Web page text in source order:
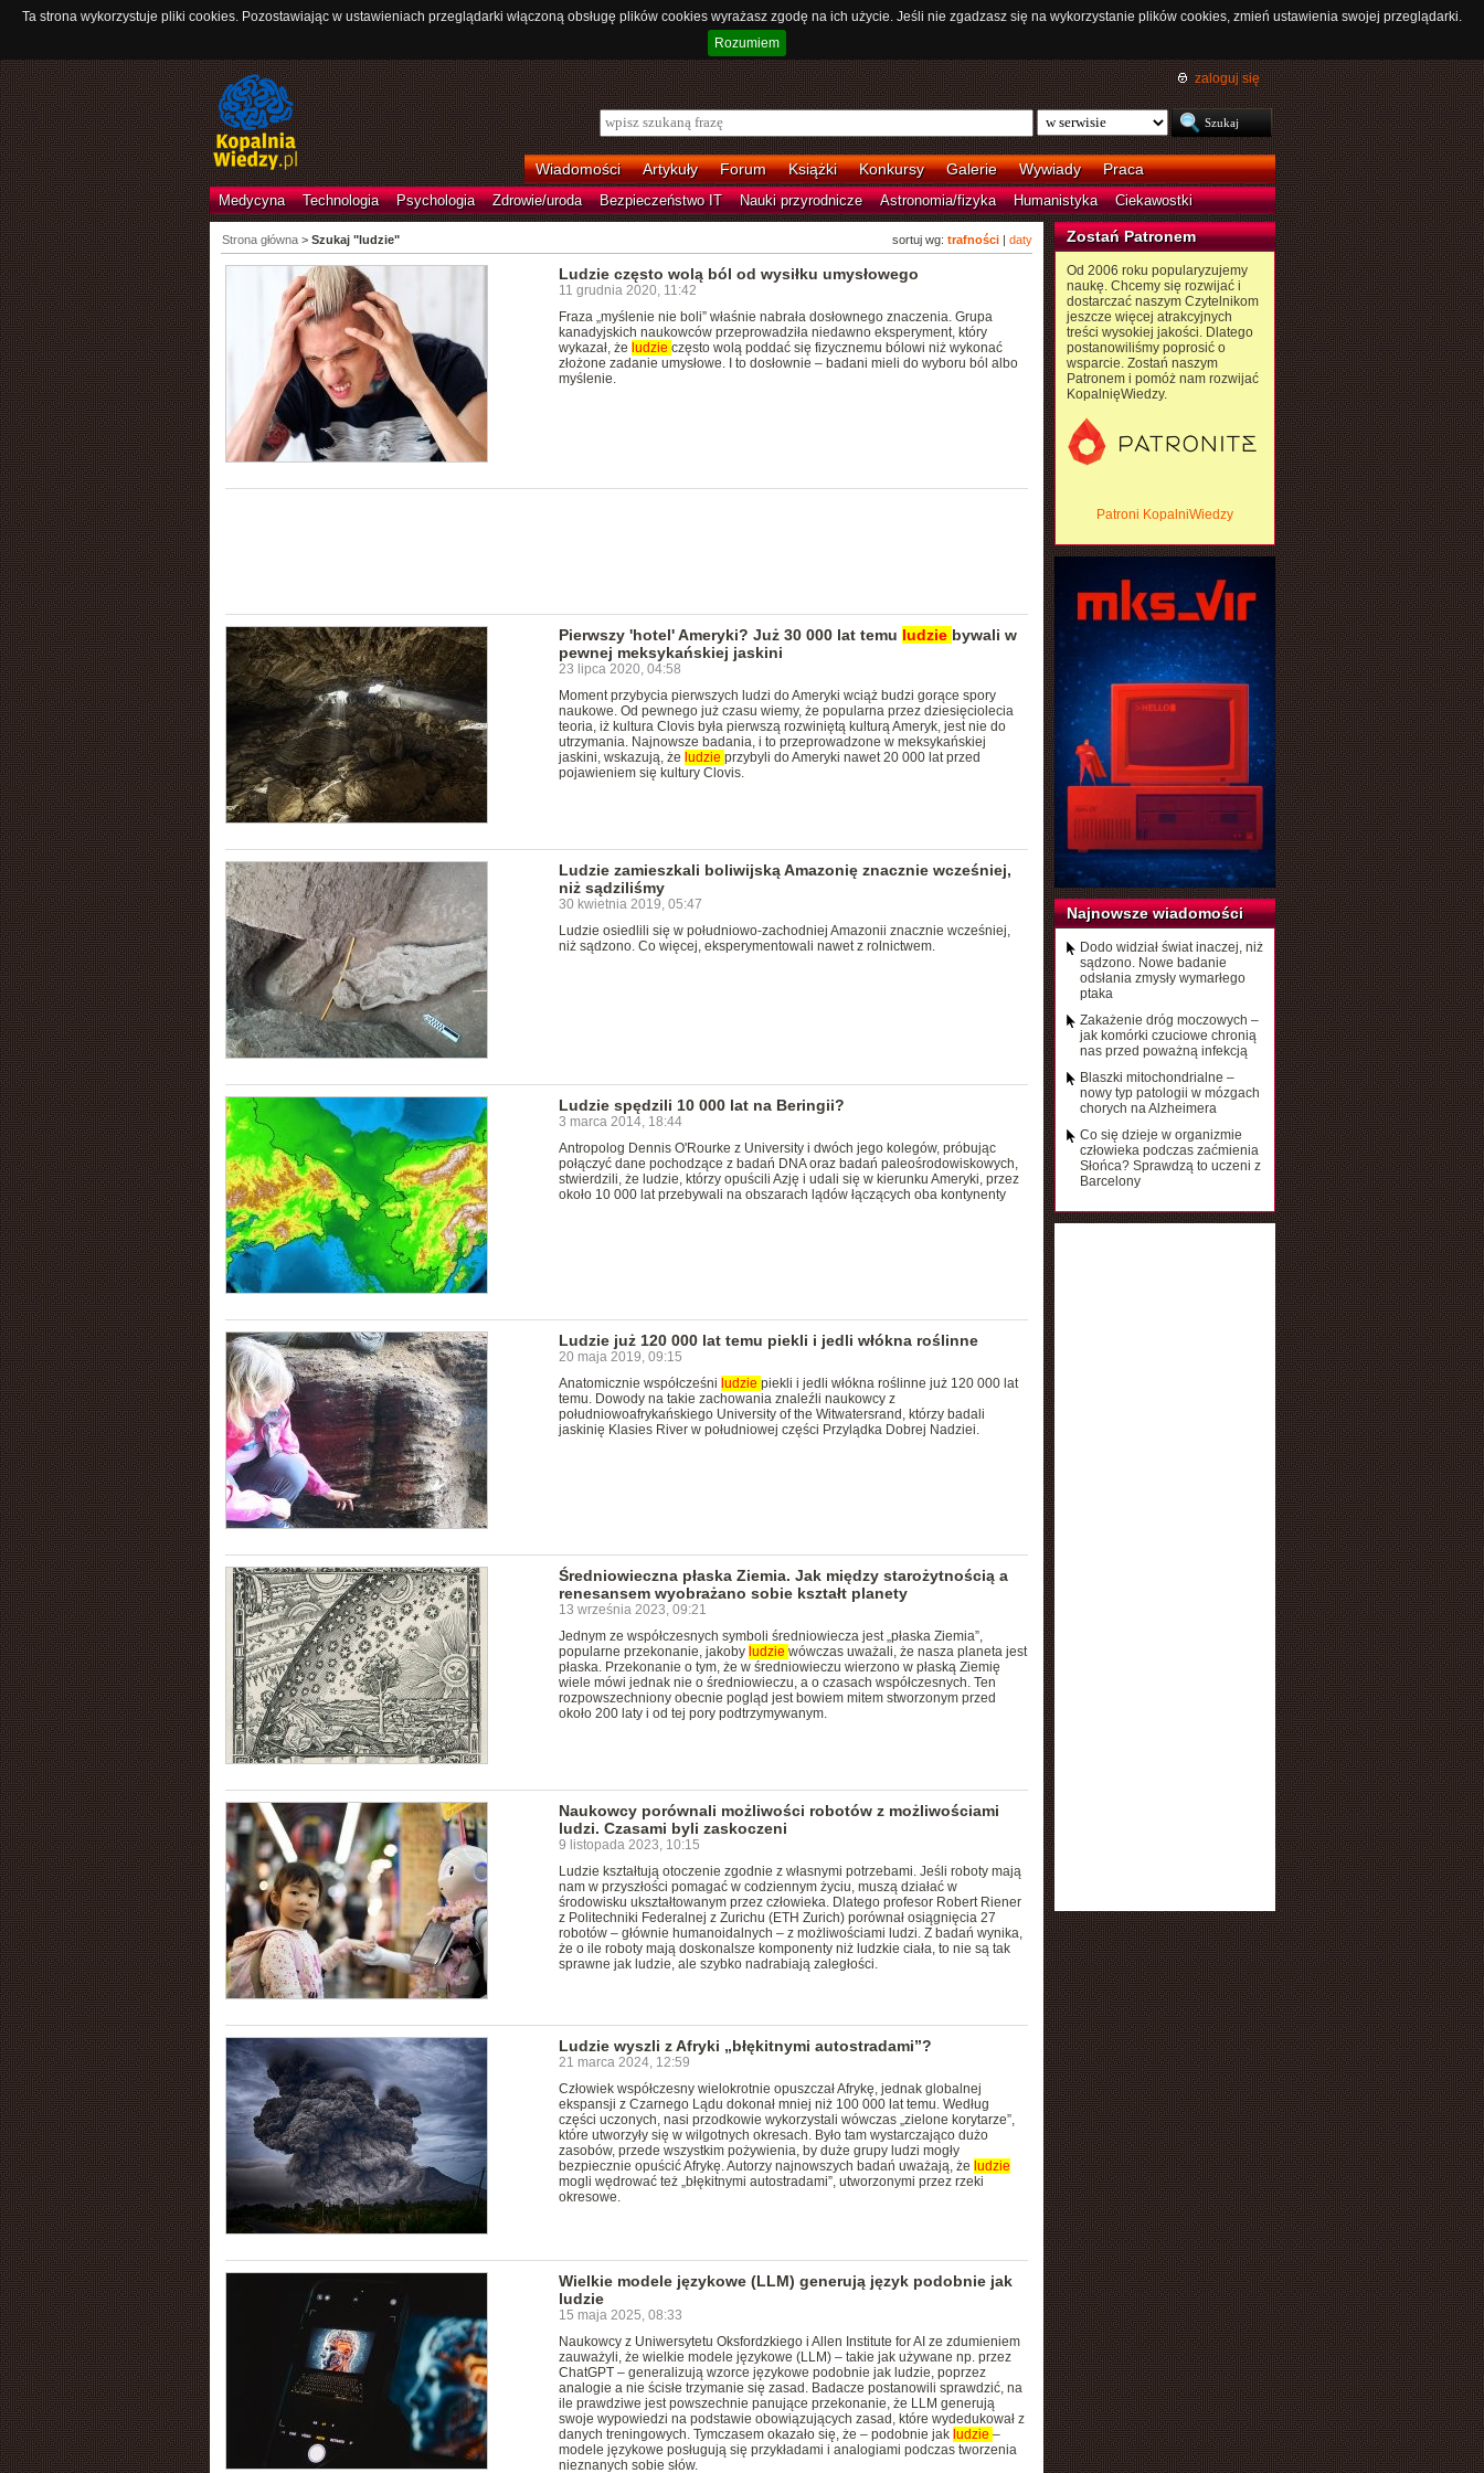
Ta strona wykorzystuje pliki cookies. Pozostawiając w ustawieniach przeglądarki włączoną obsługę plików cookies wyrażasz zgodę na ich użycie. Jeśli nie zgadzasz się na wykorzystanie plików cookies, zmień ustawienia swojej przeglądarki.
Rozumiem
zaloguj się
Wiadomości Artykuły Forum Książki Konkursy Galerie Wywiady Praca
Medycyna Technologia Psychologia Zdrowie/uroda Bezpieczeństwo IT Nauki przyrodnicze Astronomia/fizyka Humanistyka Ciekawostki
sortuj wg: trafności| daty
Strona główna> Szukaj "ludzie"
Ludzie często wolą ból od wysiłku umysłowego
11 grudnia 2020, 11:42
Fraza „myślenie nie boli” właśnie nabrała dosłownego znaczenia. Grupa
kanadyjskich naukowców przeprowadziła niedawno eksperyment, który
wykazał, że ludzie często wolą poddać się fizycznemu bólowi niż wykonać
złożone zadanie umysłowe. I to dosłownie – badani mieli do wyboru ból albo
myślenie.
Pierwszy 'hotel' Ameryki? Już 30 000 lat temu ludzie bywali w
pewnej meksykańskiej jaskini
23 lipca 2020, 04:58
Moment przybycia pierwszych ludzi do Ameryki wciąż budzi gorące spory
naukowe. Od pewnego już czasu wiemy, że popularna przez dziesięciolecia
teoria, iż kultura Clovis była pierwszą rozwiniętą kulturą Ameryk, jest nie do
utrzymania. Najnowsze badania, i to przeprowadzone w meksykańskiej
jaskini, wskazują, że ludzie przybyli do Ameryki nawet 20 000 lat przed
pojawieniem się kultury Clovis.
Ludzie zamieszkali boliwijską Amazonię znacznie wcześniej,
niż sądziliśmy
30 kwietnia 2019, 05:47
Ludzie osiedlili się w południowo-zachodniej Amazonii znacznie wcześniej,
niż sądzono. Co więcej, eksperymentowali nawet z rolnictwem.
Ludzie spędzili 10 000 lat na Beringii?
3 marca 2014, 18:44
Antropolog Dennis O'Rourke z University i dwóch jego kolegów, próbując
połączyć dane pochodzące z badań DNA oraz badań paleośrodowiskowych,
stwierdzili, że ludzie, którzy opuścili Azję i udali się w kierunku Ameryki, przez
około 10 000 lat przebywali na obszarach lądów łączących oba kontynenty
Ludzie już 120 000 lat temu piekli i jedli włókna roślinne
20 maja 2019, 09:15
Anatomicznie współcześni ludzie piekli i jedli włókna roślinne już 120 000 lat
temu. Dowody na takie zachowania znaleźli naukowcy z
południowoafrykańskiego University of the Witwatersrand, którzy badali
jaskinię Klasies River w południowej części Przylądka Dobrej Nadziei.
Średniowieczna płaska Ziemia. Jak między starożytnością a
renesansem wyobrażano sobie kształt planety
13 września 2023, 09:21
Jednym ze współczesnych symboli średniowiecza jest „płaska Ziemia”,
popularne przekonanie, jakoby ludzie wówczas uważali, że nasza planeta jest
płaska. Przekonanie o tym, że w średniowieczu wierzono w płaską Ziemię
wiele mówi jednak nie o średniowieczu, a o czasach współczesnych. Ten
rozpowszechniony obecnie pogląd jest bowiem mitem stworzonym przed
około 200 laty i od tej pory podtrzymywanym.
Naukowcy porównali możliwości robotów z możliwościami
ludzi. Czasami byli zaskoczeni
9 listopada 2023, 10:15
Ludzie kształtują otoczenie zgodnie z własnymi potrzebami. Jeśli roboty mają
nam w przyszłości pomagać w codziennym życiu, muszą działać w
środowisku ukształtowanym przez człowieka. Dlatego profesor Robert Riener
z Politechniki Federalnej z Zurichu (ETH Zurich) porównał osiągnięcia 27
robotów – głównie humanoidalnych – z możliwościami ludzi. Z badań wynika,
że o ile roboty mają doskonalsze komponenty niż ludzkie ciała, to nie są tak
sprawne jak ludzie, ale szybko nadrabiają zaległości.
Ludzie wyszli z Afryki „błękitnymi autostradami”?
21 marca 2024, 12:59
Człowiek współczesny wielokrotnie opuszczał Afrykę, jednak globalnej
ekspansji z Czarnego Lądu dokonał mniej niż 100 000 lat temu. Według
części uczonych, nasi przodkowie wykorzystali wówczas „zielone korytarze”,
które utworzyły się w wilgotnych okresach. Było tam wystarczająco dużo
zasobów, przede wszystkim pożywienia, by duże grupy ludzi mogły
bezpiecznie opuścić Afrykę. Autorzy najnowszych badań uważają, że ludzie
mogli wędrować też „błękitnymi autostradami”, utworzonymi przez rzeki
okresowe.
Wielkie modele językowe (LLM) generują język podobnie jak
ludzie
15 maja 2025, 08:33
Naukowcy z Uniwersytetu Oksfordzkiego i Allen Institute for AI ze zdumieniem
zauważyli, że wielkie modele językowe (LLM) – takie jak używane np. przez
ChatGPT – generalizują wzorce językowe podobnie jak ludzie, poprzez
analogie a nie ścisłe trzymanie się zasad. Badacze postanowili sprawdzić, na
ile prawdziwe jest powszechnie panujące przekonanie, że LLM generują
swoje wypowiedzi na podstawie obowiązujących zasad, które wydedukował z
danych treningowych. Tymczasem okazało się, że – podobnie jak ludzie –
modele językowe posługują się przykładami i analogiami podczas tworzenia
nieznanych sobie słów.
Zostań Patronem
Od 2006 roku popularyzujemy
naukę. Chcemy się rozwijać i
dostarczać naszym Czytelnikom
jeszcze więcej atrakcyjnych
treści wysokiej jakości. Dlatego
postanowiliśmy poprosić o
wsparcie. Zostań naszym
Patronem i pomóż nam rozwijać
KopalnięWiedzy.
Patroni KopalniWiedzy
Najnowsze wiadomości
Dodo widział świat inaczej, niż
sądzono. Nowe badanie
odsłania zmysły wymarłego
ptaka
Zakażenie dróg moczowych –
jak komórki czuciowe chronią
nas przed poważną infekcją
Blaszki mitochondrialne –
nowy typ patologii w mózgach
chorych na Alzheimera
Co się dzieje w organizmie
człowieka podczas zaćmienia
Słońca? Sprawdzą to uczeni z
Barcelony